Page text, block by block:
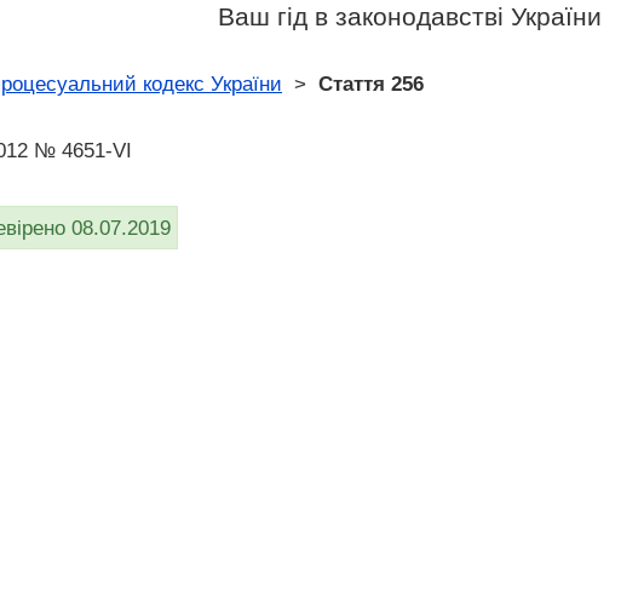
Ваш гід в законодавстві України
кодекс України > Стаття 256
№ 4651-VI
08.07.2019